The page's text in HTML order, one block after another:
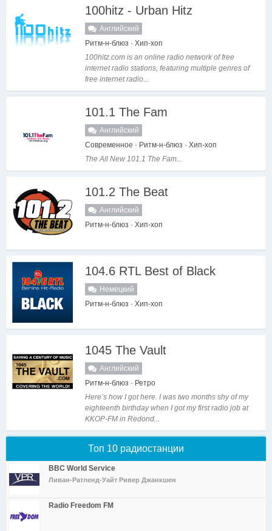
100hitz - Urban Hitz
Английский
Ритм-н-блюз · Хип-хоп
100hitz.com is an online radio network of free
internet radio stations, featuring multiple genres of
free internet radio...
101.1 The Fam
Английский
Современное · Ритм-н-блюз · Хип-хоп
The All New 101.1 The Fam...
101.2 The Beat
Английский
Ритм-н-блюз · Хип-хоп
104.6 RTL Best of Black
Немецкий
Ритм-н-блюз · Хип-хоп
1045 The Vault
Английский
Ритм-н-блюз · Ретро
Here’s how I got here. I was two months shy of my
eighteenth birthday when I got my first radio job at
KKOP-FM in Redond...
Топ 10 радиостанции
BBC World Service
Ливан-Ратленд-Уайт Ривер Джанкшен
Radio Freedom FM